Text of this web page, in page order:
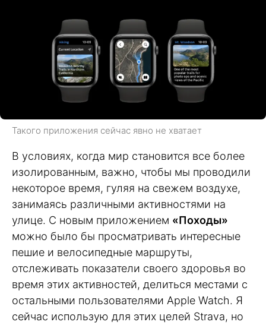
Такого приложения сейчас явно не хватает
В условиях, когда мир становится все более
изолированным, важно, чтобы мы проводили
некоторое время, гуляя на свежем воздухе,
занимаясь различными активностями на
улице. С новым приложением «Походы»
можно было бы просматривать интересные
пешие и велосипедные маршруты,
отслеживать показатели своего здоровья во
время этих активностей, делиться местами с
остальными пользователями Apple Watch. Я
сейчас использую для этих целей Strava, но